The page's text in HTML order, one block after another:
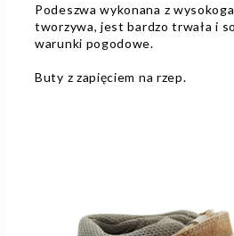
Podeszwa wykonana z
tworzywa, jest bardzo trwała i
warunki pogodowe.
Buty z zapięciem na rzep.